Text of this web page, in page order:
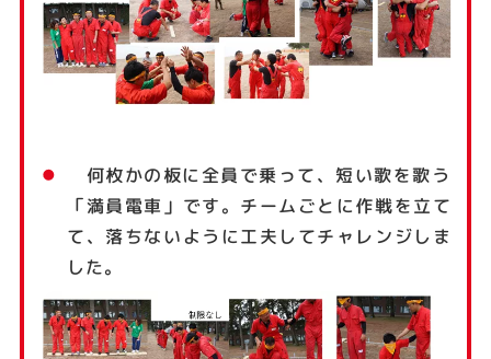
何枚かの板に全員で乗って、短い歌を歌う
「満員電車」です。チームごとに作戦を立て
て、落ちないように工夫してチャレンジしま
した。